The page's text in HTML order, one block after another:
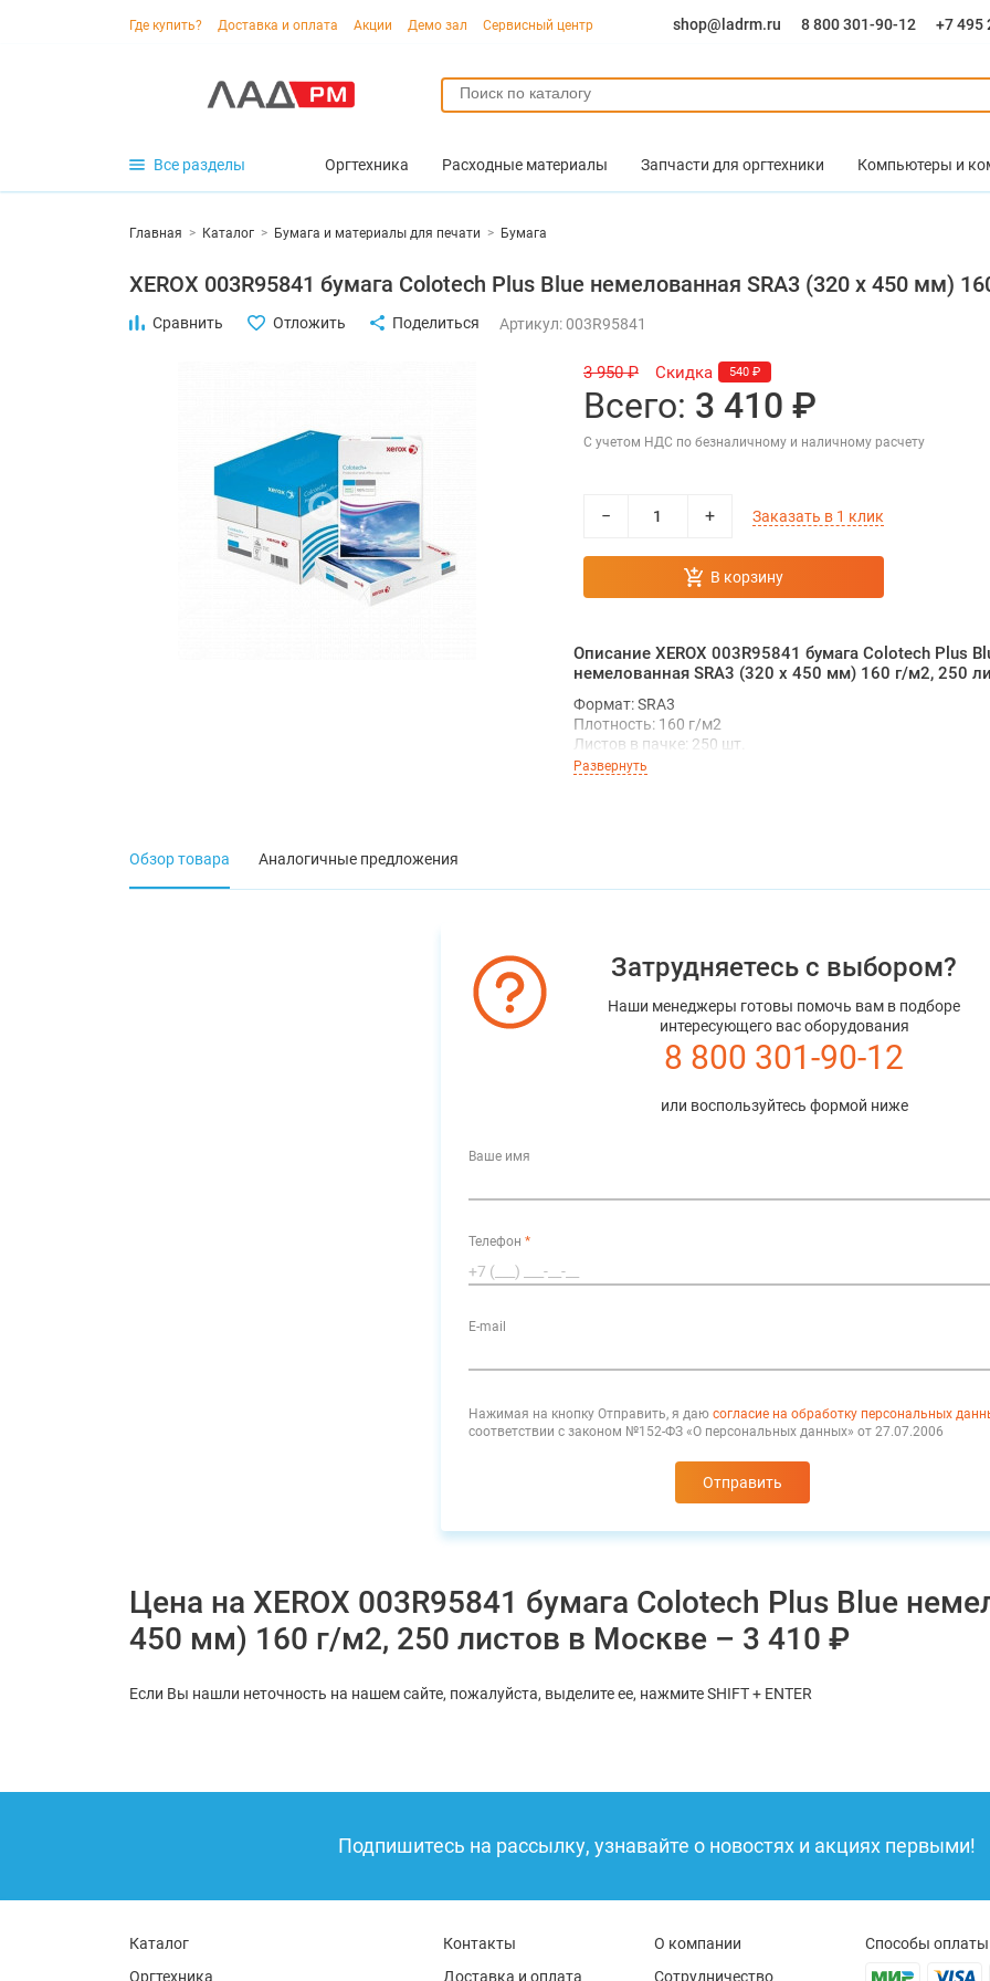
Где купить? Доставка и оплата Акции Демо зал Сервисный центр shop@ladrm.ru 8 800 301-90-12 +7 495
Все разделы Оргтехника Расходные материалы Запчасти для оргтехники Компьютеры и
Главная > Каталог > Бумага и материалы для печати > Бумага
XEROX 003R95841 бумага Colotech Plus Blue немелованная SRA3 (320 x 450 мм)
Сравнить Отложить Поделиться Артикул: 003R95841
3 950 ₽ Скидка 540 ₽
Всего: 3 410 ₽
С учетом НДС по безналичному и наличному расчету
− + Заказать в 1 клик
В корзину
Описание XEROX 003R95841 бумага Colotech Plus
немелованная SRA3 (320 x 450 мм) 160 г/м2, 250
Формат: SRА3
Плотность: 160 г/м2
Листов в пачке: 250 шт.
Белизна: 170 ± 3 CIE
Развернуть
Обзор товара Аналогичные предложения
Затрудняетесь с выбором?
Наши менеджеры готовы помочь вам в подборе
интересующего вас оборудования
8 800 301-90-12
или воспользуйтесь формой ниже
Ваше имя
Телефон *
E-mail
Нажимая на кнопку Отправить, я даю согласие на обработку персональных
соответствии с законом №152-ФЗ «О персональных данных» от 27.07.2006
Отправить
Цена на XEROX 003R95841 бумага Colotech Plus Blue
450 мм) 160 г/м2, 250 листов в Москве – 3 410 ₽
Если Вы нашли неточность на нашем сайте, пожалуйста, выделите ее, нажмите SHIFT + ENTER
Подпишитесь на рассылку, узнавайте о новостях и акциях первыми!
Каталог
Оргтехника
Контакты
Доставка и оплата
О компании
Сотрудничество
Способы оплаты